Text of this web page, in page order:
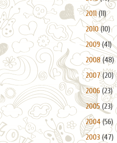
►2011(11)
►2010(10)
►2009(41)
2008 (48)
► 2007(20)
►2006 (23)
►2005(23)
►2004(56)
►2003(47)